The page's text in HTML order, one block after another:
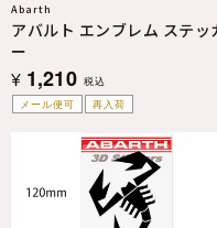
メール便可 再入荷
Abarth
アバルト エンブレム ステッ
ー
¥ 1,210 税込